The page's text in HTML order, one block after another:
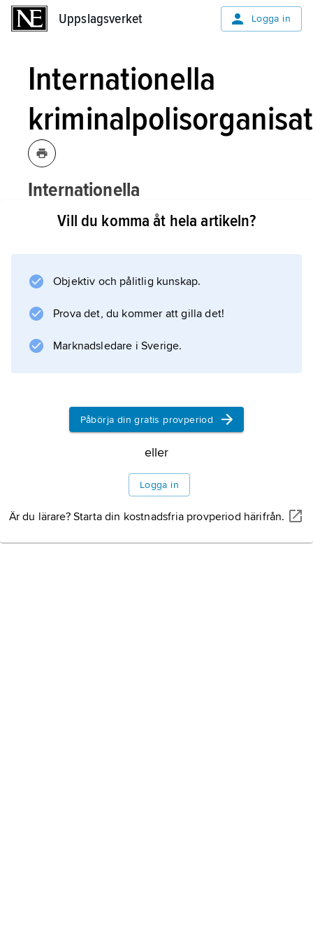
Uppslagsverket Logga in
Internationella
Internationella
kriminalpolisorganisationen,
Information om artikeln
Vill du komma åt hela artikeln?
Objektiv och pålitlig kunskap.
Prova det, du kommer att gilla det!
Marknadsledare i Sverige.
Påbörja din gratis provperiod
eller
Logga in
Är du lärare? Starta din kostnadsfria provperiod härifrån.